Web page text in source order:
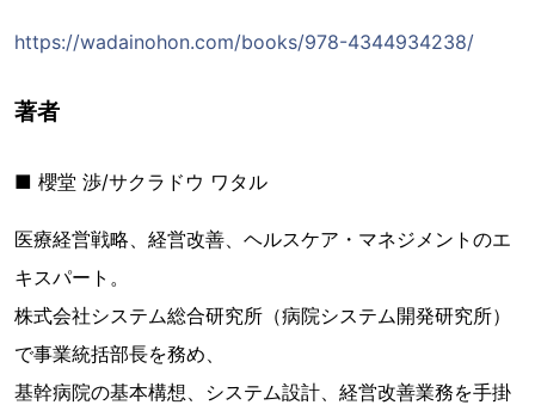
https://wadainohon.com/books/978-4344934238/
著者
■ 櫻堂 渉/サクラドウ ワタル
医療経営戦略、経営改善、ヘルスケア・マネジメントのエ
キスパート。
株式会社システム総合研究所（病院システム開発研究所）
で事業統括部長を務め、
基幹病院の基本構想、システム設計、経営改善業務を手掛